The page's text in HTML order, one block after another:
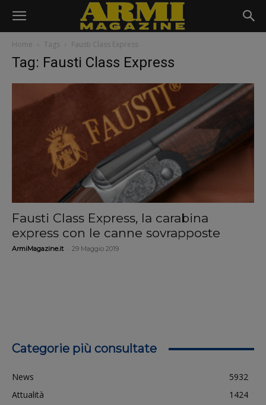
Home Tags Fausti Class Express
Tag: Fausti Class Express
Fausti Class Express, la carabina
express con le canne sovrapposte
ArmiMagazine.it 29 Maggio 2019
Categorie più consultate
News
5932
Attualità
1424